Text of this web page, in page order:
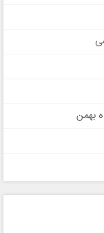
بهمن